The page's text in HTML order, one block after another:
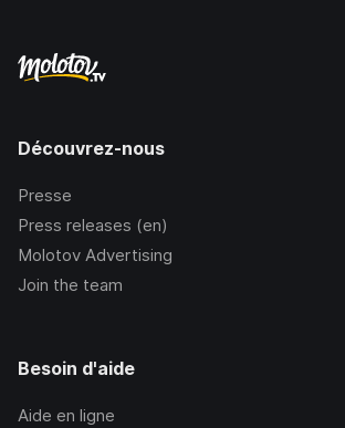
Découvrez-nous
Presse
Press releases (en)
Molotov Advertising
Join the team
Besoin d'aide
Aide en ligne